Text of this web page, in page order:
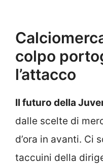
colpo
l’attacco
Il futuro della
dalle scelte di
d’ora in avanti. Ci
taccuini della